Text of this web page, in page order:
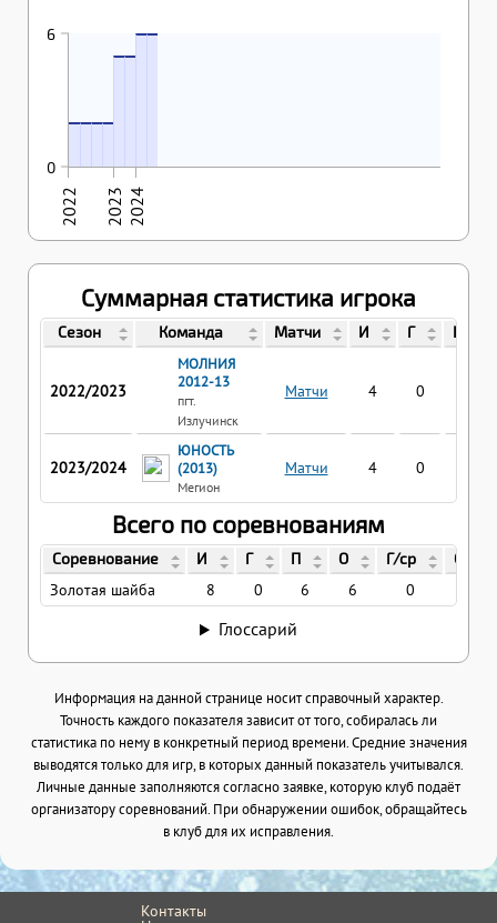
0
6
2022 2023 2024
Суммарная статистика игрока
Сезон Команда Матчи И Г П
2022/2023
МОЛНИЯ
2012-13
пгт.
Излучинск
Матчи 4 0
2023/2024
ЮНОСТЬ
(2013)
Мегион
Матчи 4 0
Всего по соревнованиям
Соревнование И Г П О Г/ср О/ср
Золотая шайба 8 0 6 6 0
Глоссарий
Информация на данной странице носит справочный характер.
Точность каждого показателя зависит от того, собиралась ли
статистика по нему в конкретный период времени. Средние значения
выводятся только для игр, в которых данный показатель учитывался.
Личные данные заполняются согласно заявке, которую клуб подаёт
организатору соревнований. При обнаружении ошибок, обращайтесь
в клуб для их исправления.
Контакты